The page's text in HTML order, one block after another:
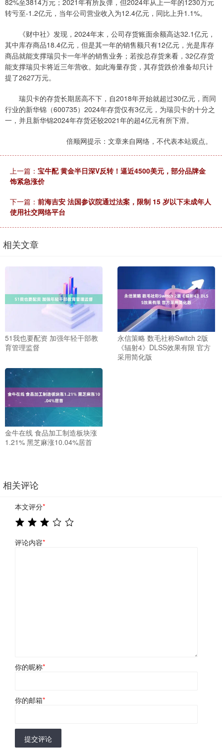
82%至3814万元；2021年有所反弹，但2024年从上一年的1230万元
转亏至-1.2亿元，当年公司营业收入为12.4亿元，同比上升1.1%。
《财中社》发现，2024年末，公司存货账面余额高达32.1亿元，
其中库存商品18.4亿元，但是其一年的销售额只有12亿元，光是库存
商品就能支撑瑞贝卡一年半的销售业务；若按总存货来看，32亿存货
能支撑瑞贝卡将近三年营收。如此海量存货，其存货跌价准备却只计
提了2627万元。
瑞贝卡的存货长期居高不下，自2018年开始就超过30亿元，而同
行业的新华锦（600735）2024年存货仅有3亿元，为瑞贝卡的十分之
一，并且新华锦2024年存货还较2021年的超4亿元有所下滑。
倍顺网提示：文章来自网络，不代表本站观点。
上一篇： 宝牛配 黄金半日深V反转！逼近4500美元，部分品牌金
饰紧急涨价
下一篇： 前海吉安 法国参议院通过法案，限制 15 岁以下未成年人
使用社交网络平台
相关文章
51我也要配资 加强年轻干部教
育管理监督
永信策略 数毛社称Switch 2版
《辐射4》DLSS效果有限 官方
采用简化版
金牛在线 食品加工制造板块涨
1.21% 黑芝麻涨10.04%居首
相关评论
本文评分*
评论内容*
你的昵称*
你的邮箱*
提交评论